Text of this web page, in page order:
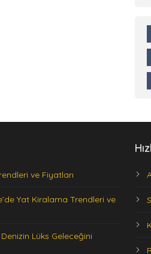
ve Fiyatları
Yat Kiralama Trendleri ve
Lüks Geleceğini